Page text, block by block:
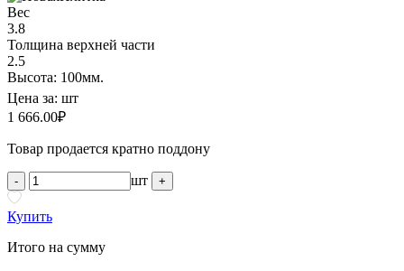
Вес
3.8
Толщина верхней части
2.5
Высота: 100мм.
Цена за: шт
1 666.00₽
Товар продается кратно поддону
- шт +
Купить
Итого на сумму